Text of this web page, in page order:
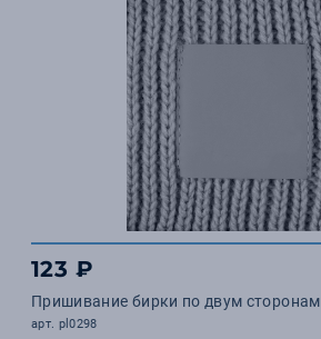
123 ₽
Пришивание бирки по двум сторонам
арт. pl0298